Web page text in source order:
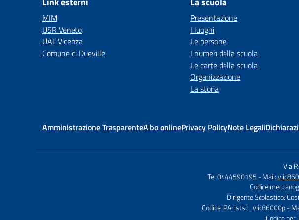
MIM
USR Veneto
UAT Vicenza
Comune di Dueville
Presentazione
I luoghi
Le persone
I numeri della scuola
Le carte della scuola
Organizzazione
La storia
Amministrazione TrasparenteAlbo onlinePrivacy PolicyNote Legali
Via
Tel 0444590195 - Mail:
Codice
Dirigente Scolastico:
Codice IPA: istsc_viic86000p-
Codice per